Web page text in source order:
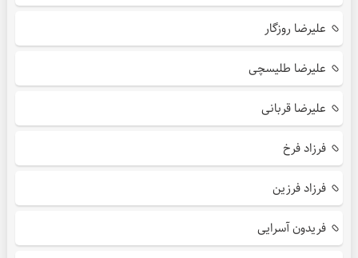
علیرضا روزگار
علیرضا طلیسچی
علیرضا قربانی
فرزاد فرخ
فرزاد فرزین
فریدون آسرایی